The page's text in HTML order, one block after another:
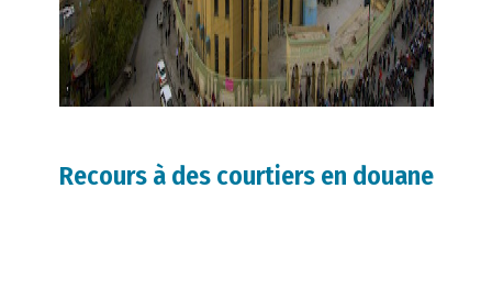
Recours à des courtiers en douane